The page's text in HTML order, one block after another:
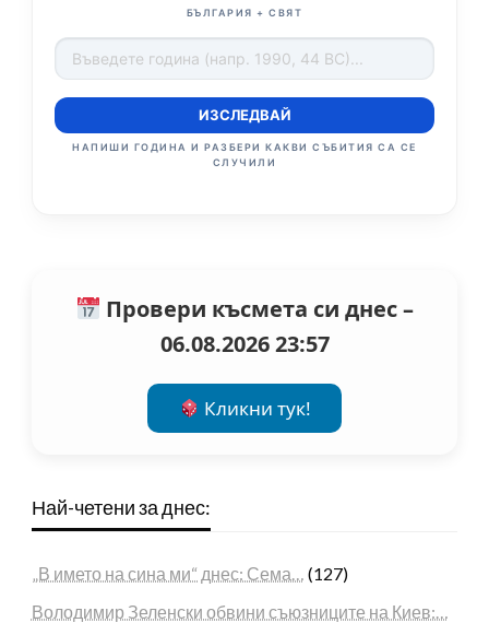
БЪЛГАРИЯ + СВЯТ
ИЗСЛЕДВАЙ
НАПИШИ ГОДИНА И РАЗБЕРИ КАКВИ СЪБИТИЯ СА СЕ
СЛУЧИЛИ
Провери късмета си днес –
06.08.2026 23:57
Кликни тук!
Най-четени за днес:
„В името на сина ми“ днес: Сема… (127)
Володимир Зеленски обвини съюзниците на Киев:…